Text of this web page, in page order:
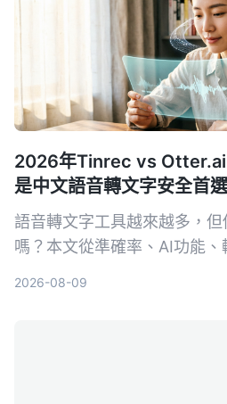
2026年Tinrec vs Otter.ai
是中文語音轉文字安全首
語音轉文字工具越來越多，
嗎？本文從準確率、AI功能、
2026-08-09